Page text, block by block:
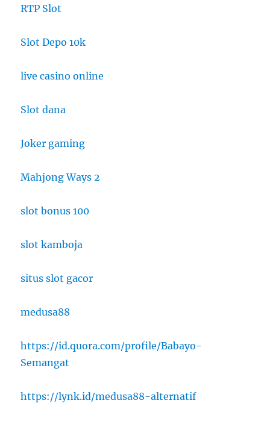
RTP Slot
Slot Depo 10k
live casino online
Slot dana
Joker gaming
Mahjong Ways 2
slot bonus 100
slot kamboja
situs slot gacor
medusa88
https://id.quora.com/profile/Babayo-
Semangat
https://lynk.id/medusa88-alternatif